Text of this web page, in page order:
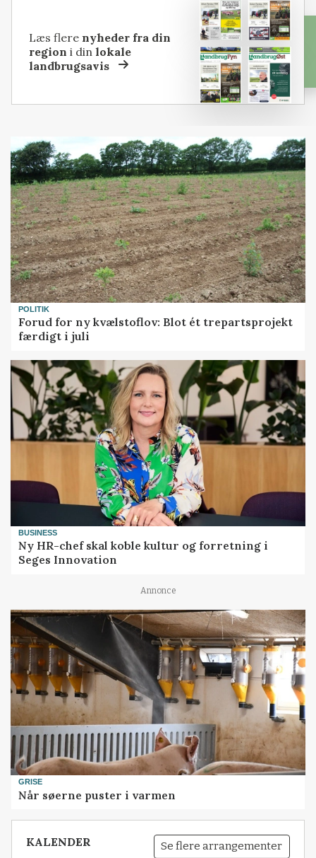
Læs flere nyheder fra din
region i dinlokale
landbrugsavis
POLITIK
Forud for ny kvælstoflov: Blot ét trepartsprojekt
færdigt i juli
BUSINESS
Ny HR-chef skal koble kultur og forretning i
Seges Innovation
Annonce
GRISE
Når søerne puster i varmen
KALENDER Se flere arrangementer